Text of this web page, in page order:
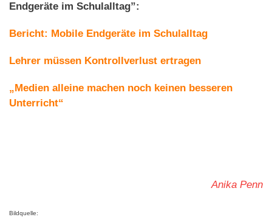
Endgeräte im Schulalltag”:
Bericht: Mobile Endgeräte im Schulalltag
Lehrer müssen Kontrollverlust ertragen
„Medien alleine machen noch keinen besseren
Unterricht“
Anika Penn
Bildquelle: